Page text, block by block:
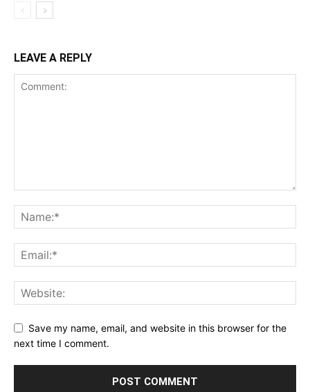
LEAVE A REPLY
Save my name, email, and website in this browser for the
next time I comment.